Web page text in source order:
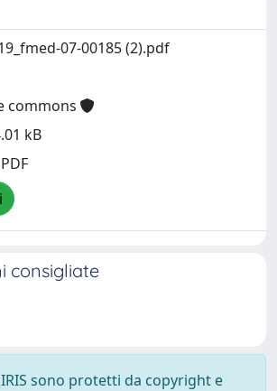
07-00185 (2).pdf
commons
kB
consigliate
sono protetti da copyright e